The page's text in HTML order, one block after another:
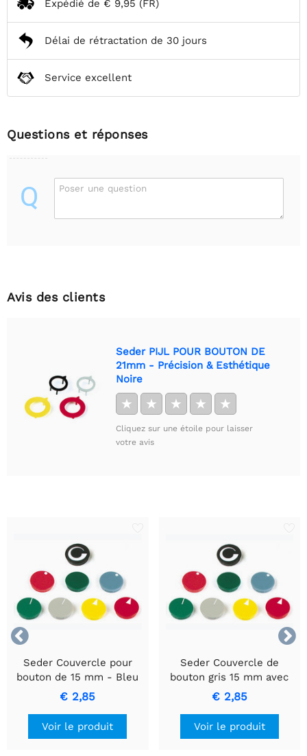
Expédié de € 9,95 (FR)
Délai de rétractation de 30 jours
Service excellent
Questions et réponses
Q Poser une question
Avis des clients
Seder PIJL POUR BOUTON DE
21mm - Précision & Esthétique
Noire
★ ★ ★ ★ ★
Cliquez sur une étoile pour laisser
votre avis


Seder Couvercle pour
bouton de 15 mm - Bleu
avec ligne blanche
€ 2,85
Voir le produit
Seder Couvercle de
bouton gris 15 mm avec
prise sécurisée et
durabilité.
€ 2,85
Voir le produit